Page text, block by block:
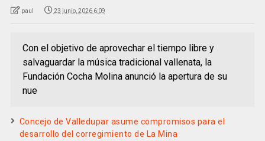
paul 23 junio, 2026 6:09
Con el objetivo de aprovechar el tiempo libre y
salvaguardar la música tradicional vallenata, la
Fundación Cocha Molina anunció la apertura de su
nue
Concejo de Valledupar asume compromisos para el
desarrollo del corregimiento de La Mina